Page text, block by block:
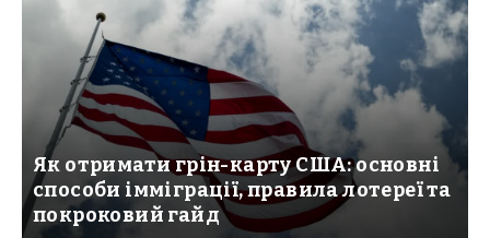
Як отримати грін-карту США: основні
способи імміграції, правила лотереї та
покроковий гайд